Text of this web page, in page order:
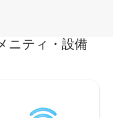
ニティ・設備